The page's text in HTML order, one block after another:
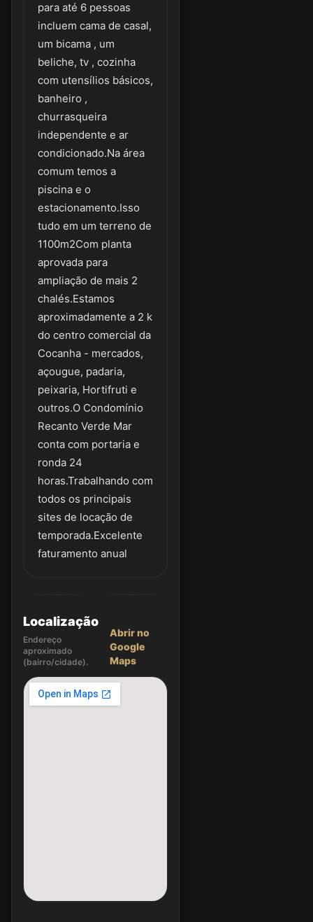
para até 6 pessoas
incluem cama de casal,
um bicama , um
beliche, tv , cozinha
com utensílios básicos,
banheiro ,
churrasqueira
independente e ar
condicionado.Na área
comum temos a
piscina e o
estacionamento.Isso
tudo em um terreno de
1100m2Com planta
aprovada para
ampliação de mais 2
chalés.Estamos
aproximadamente a 2 k
do centro comercial da
Cocanha - mercados,
açougue, padaria,
peixaria, Hortifruti e
outros.O Condomínio
Recanto Verde Mar
conta com portaria e
ronda 24
horas.Trabalhando com
todos os principais
sites de locação de
temporada.Excelente
faturamento anual
Localização
Endereço
aproximado
(bairro/cidade).
Abrir no
Google
Maps